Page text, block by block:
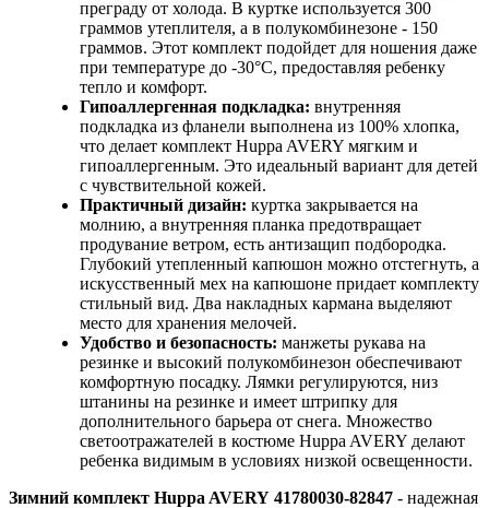
преграду от холода. В куртке используется 300
граммов утеплителя, а в полукомбинезоне - 150
граммов. Этот комплект подойдет для ношения даже
при температуре до -30°C, предоставляя ребенку
тепло и комфорт.
Гипоаллергенная подкладка: внутренняя
подкладка из фланели выполнена из 100% хлопка,
что делает комплект Huppa AVERY мягким и
гипоаллергенным. Это идеальный вариант для детей
с чувствительной кожей.
Практичный дизайн: куртка закрывается на
молнию, а внутренняя планка предотвращает
продувание ветром, есть антизащип подбородка.
Глубокий утепленный капюшон можно отстегнуть, а
искусственный мех на капюшоне придает комплекту
стильный вид. Два накладных кармана выделяют
место для хранения мелочей.
Удобство и безопасность: манжеты рукава на
резинке и высокий полукомбинезон обеспечивают
комфортную посадку. Лямки регулируются, низ
штанины на резинке и имеет штрипку для
дополнительного барьера от снега. Множество
светоотражателей в костюме Huppa AVERY делают
ребенка видимым в условиях низкой освещенности.
Зимний комплект Huppa AVERY 41780030-82847 - надежная